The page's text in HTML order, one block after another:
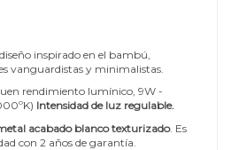
inspirado en el bambú,
vanguardistas y minimalistas.
rendimiento lumínico, 9W -
Intensidad de luz regulable.
acabado blanco texturizado. Es
con 2 años de garantía.